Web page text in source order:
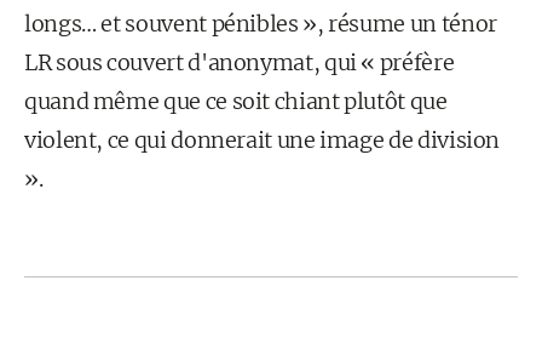
longs… et souvent pénibles », résume un ténor
LR sous couvert d'anonymat, qui « préfère
quand même que ce soit chiant plutôt que
violent, ce qui donnerait une image de division
».